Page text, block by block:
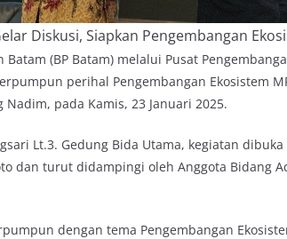
Diskusi, Siapkan Pengembangan
Batam (BP Batam) melalui Pusat
perihal Pengembangan Ekosistem
pada Kamis, 23 Januari 2025.
Lt.3. Gedung Bida Utama, kegiatan
dan turut didampingi oleh Anggota Bidang
dengan tema Pengembangan